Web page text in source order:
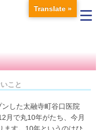
こと
した太融寺町谷口医院
月で丸10年がたち、今月
ます。10年というのはひ
Translate »